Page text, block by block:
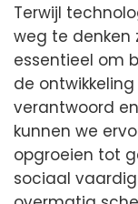
Terwijl
weg te denken
essentieel om
de
verantwoord
kunnen we
opgroeien tot
sociaal